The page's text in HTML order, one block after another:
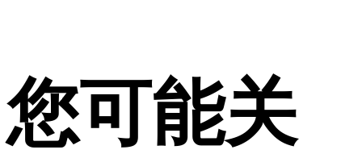
您可能关